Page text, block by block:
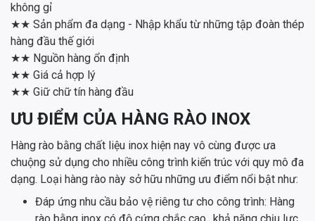
không gỉ
★★ Sản phẩm đa dạng - Nhập khẩu từ những tập đoàn thép
hàng đầu thế giới
★★ Nguồn hàng ổn định
★★ Giá cả hợp lý
★★ Giữ chữ tín hàng đầu
ƯU ĐIỂM CỦA HÀNG RÀO INOX
Hàng rào bằng chất liệu inox hiện nay vô cùng được ưa
chuộng sử dụng cho nhiều công trình kiến trúc với quy mô đa
dạng. Loại hàng rào này sở hữu những ưu điểm nổi bật như:
Đáp ứng nhu cầu bảo vệ riêng tư cho công trình: Hàng